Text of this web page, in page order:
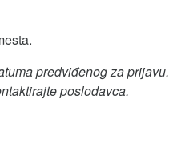
predviđenog za prijavu.
poslodavca.